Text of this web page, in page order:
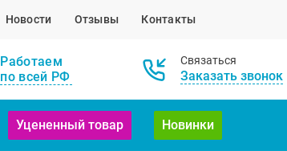
Новости Отзывы Контакты
Работаем
по всей РФ
Связаться
Заказать звонок
Уцененный товар Новинки